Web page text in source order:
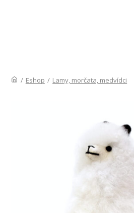
/ Eshop / Lamy, morčata, medvídci